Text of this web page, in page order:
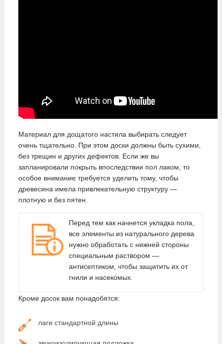
Материал для дощатого настила выбирать следует
очень тщательно. При этом доски должны быть сухими,
без трещин и других дефектов. Если же вы
запланировали покрыть впоследствии пол лаком, то
особое внимание требуется уделить тому, чтобы
древесина имела привлекательную структуру —
плотную и без пятен.
Перед тем как начнется укладка пола,
все элементы из натурального дерева
нужно обработать с нижней стороны
специальным раствором —
антисептиком, чтобы защитить их от
гнили и насекомых.
Кроме досок вам понадобятся:
лаги стандартной длины